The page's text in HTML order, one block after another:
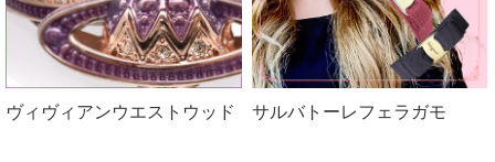
ヴィヴィアンウエストウッド サルバトーレフェラガモ